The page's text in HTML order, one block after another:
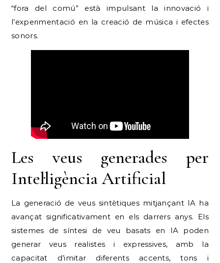
“fora del comú” està impulsant la innovació i
l’experimentació en la creació de música i efectes
sonors.
Les veus generades per
Intel·ligència Artificial
La generació de veus sintètiques mitjançant IA ha
avançat significativament en els darrers anys. Els
sistemes de síntesi de veu basats en IA poden
generar veus realistes i expressives, amb la
capacitat d’imitar diferents accents, tons i